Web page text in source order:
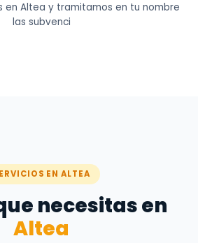
en Altea y tramitamos en tu nombre
las subvenci
EN ALTEA
necesitas en
Altea